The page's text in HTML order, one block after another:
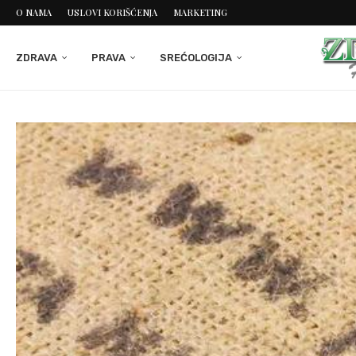
O NAMA USLOVI KORIŠĆENJA MARKETING
ZDRAVA PRAVA SREĆOLOGIJA